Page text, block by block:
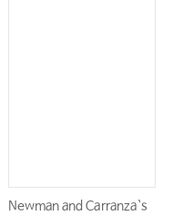
Newman and Carranza`s